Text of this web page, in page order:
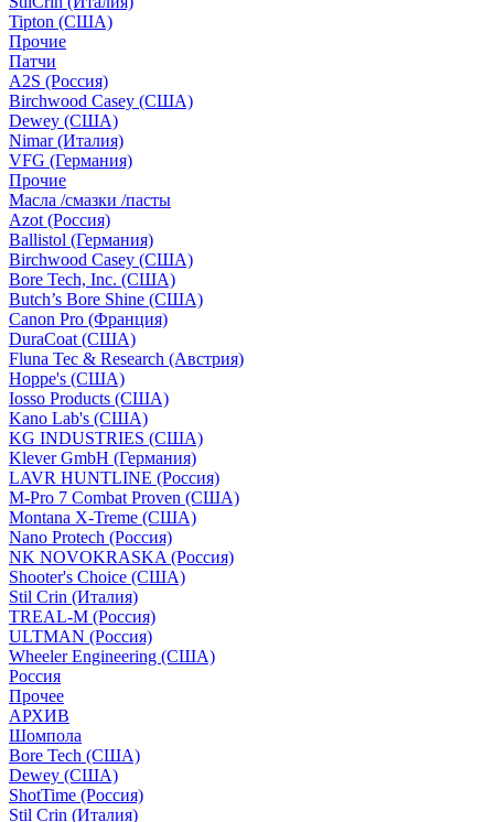
Tipton (США)
Прочие
Патчи
A2S (Россия)
Birchwood Casey (США)
Dewey (США)
Nimar (Италия)
VFG (Германия)
Прочие
Масла /смазки /пасты
Azot (Россия)
Ballistol (Германия)
Birchwood Casey (США)
Bore Tech, Inc. (США)
Butch’s Bore Shine (СШA)
Canon Pro (Франция)
DuraCoat (США)
Fluna Tec & Research (Австрия)
Hoppe's (США)
Iosso Products (США)
Kano Lab's (США)
KG INDUSTRIES (США)
Klever GmbH (Германия)
LAVR HUNTLINE (Россия)
M-Pro 7 Combat Proven (СШA)
Montana X-Treme (США)
Nano Protech (Россия)
NK NOVOKRASKA (Россия)
Shooter's Choice (СШA)
Stil Crin (Италия)
TREAL-M (Россия)
ULTMAN (Россия)
Wheeler Engineering (СШA)
Россия
Прочее
АРХИВ
Шомпола
Bore Tech (США)
Dewey (США)
ShotTime (Россия)
Stil Crin (Италия)